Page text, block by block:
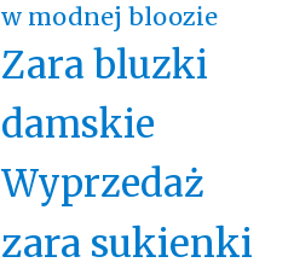
w modnej bloozie
Zara bluzki
damskie
Wyprzedaż
zara sukienki